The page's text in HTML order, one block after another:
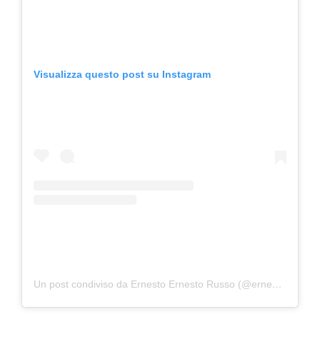
Visualizza questo post su Instagram
Un post condiviso da Ernesto Ernesto Russo (@ernesto_russo77)